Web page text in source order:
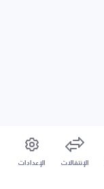
الإنتقالات الإعدادات